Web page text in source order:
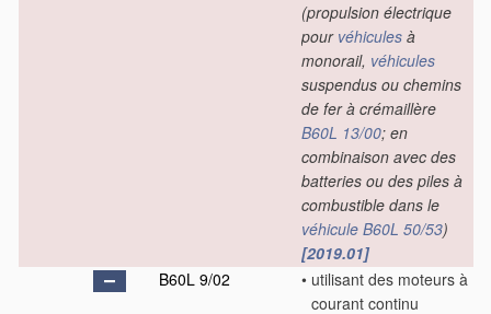
(propulsion électrique
pour véhicules à
monorail, véhicules
suspendus ou chemins
de fer à crémaillère
B60L 13/00; en
combinaison avec des
batteries ou des piles à
combustible dans le
véhicule B60L 50/53)
[2019.01]
B60L 9/02
• utilisant des moteurs à
courant continu